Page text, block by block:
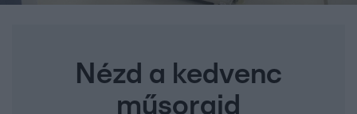
Nézd a kedvenc
műsoraid